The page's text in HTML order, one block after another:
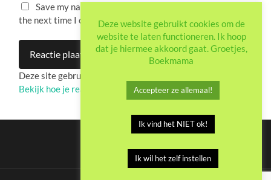
Save my name, email, and website in this browser for
the next time I comment.
Deze site gebruikt Akismet om spam te verminderen.
Bekijk hoe je reactie-gegevens worden verwerkt.
Deze website gebruikt cookies om de
website te laten functioneren. Ik hoop
dat je hiermee akkoord gaat. Groetjes,
Boekmama
Accepteer ze allemaal!
Ik vind het NIET ok!
Ik wil het zelf instellen